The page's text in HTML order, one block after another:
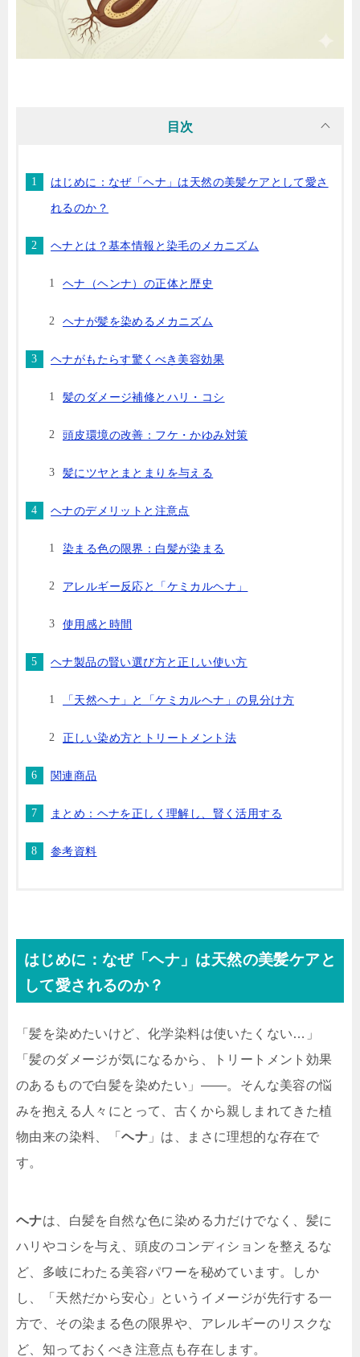
目次
はじめに：なぜ「ヘナ」は天然の美髪ケアとして愛さ
れるのか？
ヘナとは？基本情報と染毛のメカニズム
ヘナ（ヘンナ）の正体と歴史
ヘナが髪を染めるメカニズム
ヘナがもたらす驚くべき美容効果
髪のダメージ補修とハリ・コシ
頭皮環境の改善：フケ・かゆみ対策
髪にツヤとまとまりを与える
ヘナのデメリットと注意点
染まる色の限界：白髪が染まる
アレルギー反応と「ケミカルヘナ」
使用感と時間
ヘナ製品の賢い選び方と正しい使い方
「天然ヘナ」と「ケミカルヘナ」の見分け方
正しい染め方とトリートメント法
関連商品
まとめ：ヘナを正しく理解し、賢く活用する
参考資料
はじめに：なぜ「ヘナ」は天然の美髪ケアと
して愛されるのか？
「髪を染めたいけど、化学染料は使いたくない…」
「髪のダメージが気になるから、トリートメント効果
のあるもので白髪を染めたい」――。そんな美容の悩
みを抱える人々にとって、古くから親しまれてきた植
物由来の染料、「ヘナ 」は、まさに理想的な存在で
す。
ヘナは、白髪を自然な色に染める力だけでなく、髪に
ハリやコシを与え、頭皮のコンディションを整えるな
ど、多岐にわたる美容パワーを秘めています。しか
し、「天然だから安心」というイメージが先行する一
方で、その染まる色の限界や、アレルギーのリスクな
ど、知っておくべき注意点も存在します。